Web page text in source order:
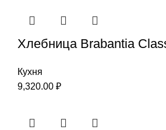
Хлебница Brabantia
Кухня
9,320.00 ₽